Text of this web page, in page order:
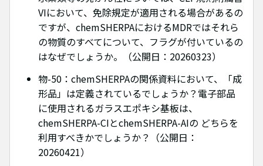
VIにおいて、免除規定が適用される場合があるの
ですが、chemSHERPAにおけるMDRではそれら
の物質のすべてについて、フラグが付いているの
はなぜでしょうか。（公開日：20260323）
物-50：chemSHERPAの関係資料において、「成
形品」は定義されているでしょうか？電子部品
に使用されるガラスエポキシ基板は、
chemSHERPA-CIとchemSHERPA-AIの どちらを
利用すべきかでしょうか？（公開日：
20260421）